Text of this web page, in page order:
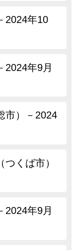
2024年10
2024年9月
市）－2024
くば市）
2024年9月